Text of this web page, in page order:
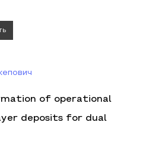
of operational
deposits for dual